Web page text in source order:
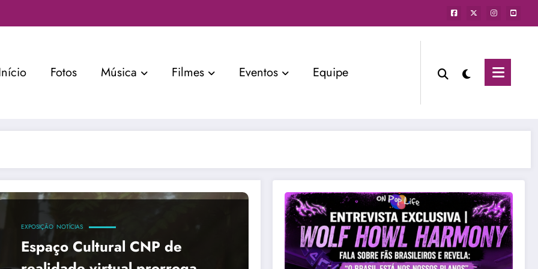
Fotos Música Filmes Eventos Equipe
EXPOSIÇÃO NOTÍCIAS
Espaço Cultural CNP de